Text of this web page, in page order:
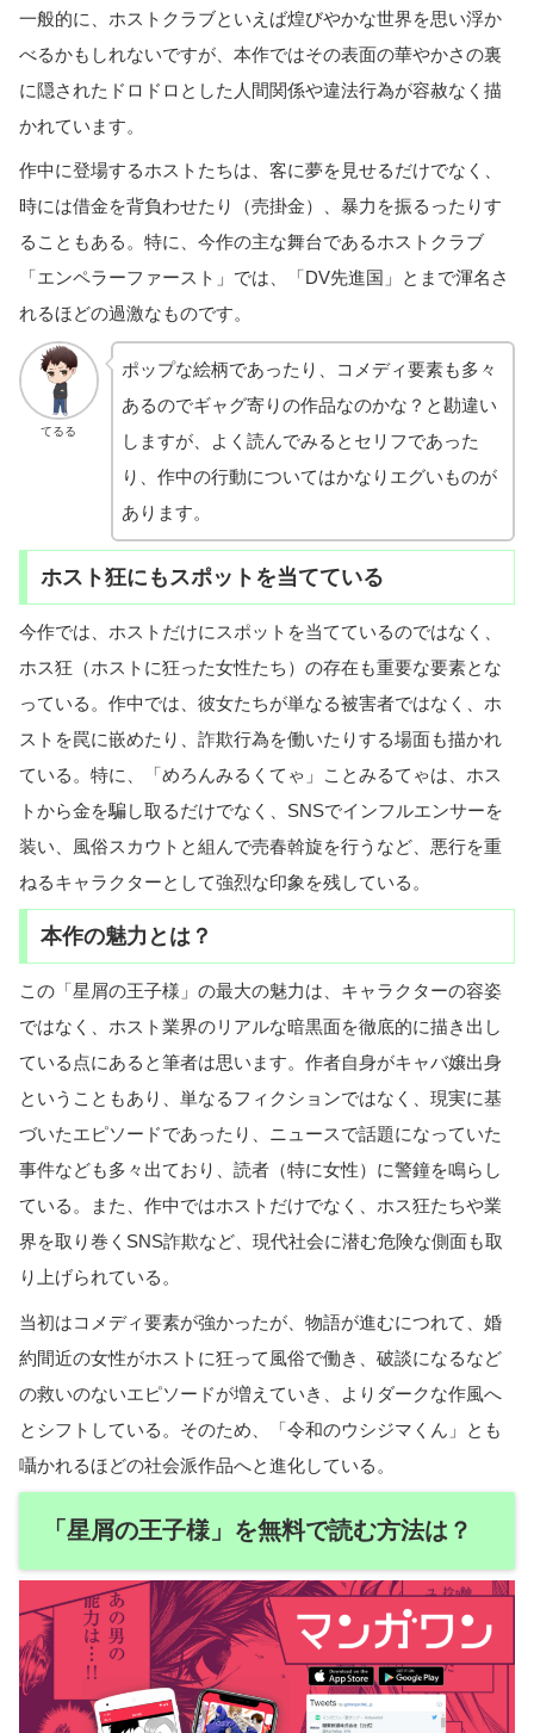
一般的に、ホストクラブといえば煌びやかな世界を思い浮か
べるかもしれないですが、本作ではその表面の華やかさの裏
に隠されたドロドロとした人間関係や違法行為が容赦なく描
かれています。
作中に登場するホストたちは、客に夢を見せるだけでなく、
時には借金を背負わせたり（売掛金）、暴力を振るったりす
ることもある。特に、今作の主な舞台であるホストクラブ
「エンペラーファースト」では、「DV先進国」とまで渾名さ
れるほどの過激なものです。
てるる
ポップな絵柄であったり、コメディ要素も多々
あるのでギャグ寄りの作品なのかな？と勘違い
しますが、よく読んでみるとセリフであった
り、作中の行動についてはかなりエグいものが
あります。
ホスト狂にもスポットを当てている
今作では、ホストだけにスポットを当てているのではなく、
ホス狂（ホストに狂った女性たち）の存在も重要な要素とな
っている。作中では、彼女たちが単なる被害者ではなく、ホ
ストを罠に嵌めたり、詐欺行為を働いたりする場面も描かれ
ている。特に、「めろんみるくてゃ」ことみるてゃは、ホス
トから金を騙し取るだけでなく、SNSでインフルエンサーを
装い、風俗スカウトと組んで売春斡旋を行うなど、悪行を重
ねるキャラクターとして強烈な印象を残している。
本作の魅力とは？
この「星屑の王子様」の最大の魅力は、キャラクターの容姿
ではなく、ホスト業界のリアルな暗黒面を徹底的に描き出し
ている点にあると筆者は思います。作者自身がキャバ嬢出身
ということもあり、単なるフィクションではなく、現実に基
づいたエピソードであったり、ニュースで話題になっていた
事件なども多々出ており、読者（特に女性）に警鐘を鳴らし
ている。また、作中ではホストだけでなく、ホス狂たちや業
界を取り巻くSNS詐欺など、現代社会に潜む危険な側面も取
り上げられている。
当初はコメディ要素が強かったが、物語が進むにつれて、婚
約間近の女性がホストに狂って風俗で働き、破談になるなど
の救いのないエピソードが増えていき、よりダークな作風へ
とシフトしている。そのため、「令和のウシジマくん」とも
囁かれるほどの社会派作品へと進化している。
「星屑の王子様」を無料で読む方法は？